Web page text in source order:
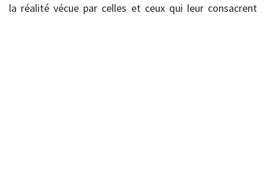
la réalité vécue par celles et ceux qui leur consacrent